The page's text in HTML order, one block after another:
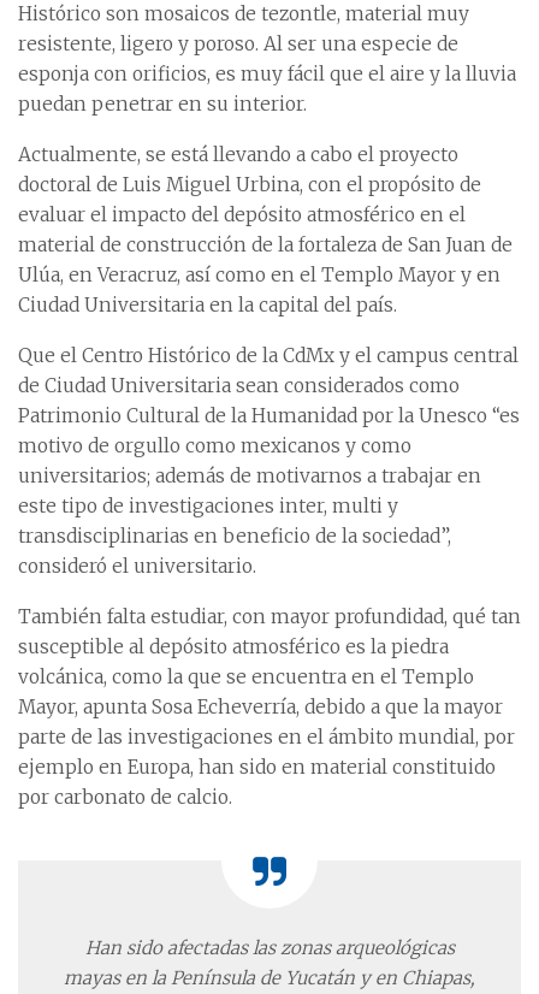
Histórico son mosaicos de tezontle, material muy
resistente, ligero y poroso. Al ser una especie de
esponja con orificios, es muy fácil que el aire y la lluvia
puedan penetrar en su interior.
Actualmente, se está llevando a cabo el proyecto
doctoral de Luis Miguel Urbina, con el propósito de
evaluar el impacto del depósito atmosférico en el
material de construcción de la fortaleza de San Juan de
Ulúa, en Veracruz, así como en el Templo Mayor y en
Ciudad Universitaria en la capital del país.
Que el Centro Histórico de la CdMx y el campus central
de Ciudad Universitaria sean considerados como
Patrimonio Cultural de la Humanidad por la Unesco “es
motivo de orgullo como mexicanos y como
universitarios; además de motivarnos a trabajar en
este tipo de investigaciones inter, multi y
transdisciplinarias en beneficio de la sociedad”,
consideró el universitario.
También falta estudiar, con mayor profundidad, qué tan
susceptible al depósito atmosférico es la piedra
volcánica, como la que se encuentra en el Templo
Mayor, apunta Sosa Echeverría, debido a que la mayor
parte de las investigaciones en el ámbito mundial, por
ejemplo en Europa, han sido en material constituido
por carbonato de calcio.
Han sido afectadas las zonas arqueológicas
mayas en la Península de Yucatán y en Chiapas,